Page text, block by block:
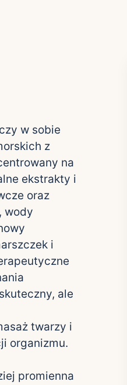
w sobie
z
na
ekstrakty i
oraz
wody
i
ale
twarzy i
organizmu.
promienna